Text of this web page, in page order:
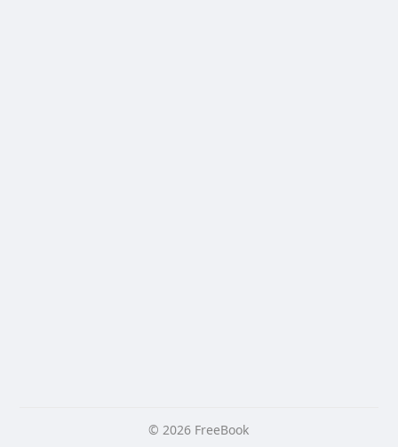
© 2026 FreeBook